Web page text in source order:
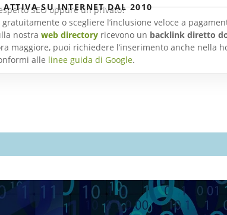
SU INTERNET DAL 2010
SEO oppure un privato?
o scegliere l’inclusione veloce a
nostra web directoryricevono un backlink diretto
maggiore, puoi richiedere l’inserimento anche nella
alle linee guida di Google.